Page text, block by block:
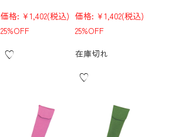
価格: ¥1,402(税込)
25%OFF
価格: ¥1,402(税込)
25%OFF
在庫切れ